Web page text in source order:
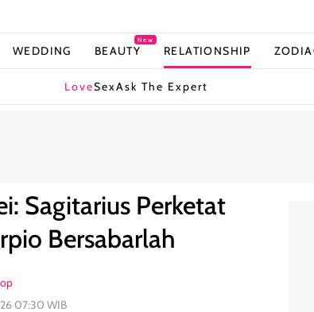
WEDDING BEAUTY
New
RELATIONSHIP
LoveSexAsk The Expert
Sagitarius Perketat
Bersabarlah
07:30 WIB